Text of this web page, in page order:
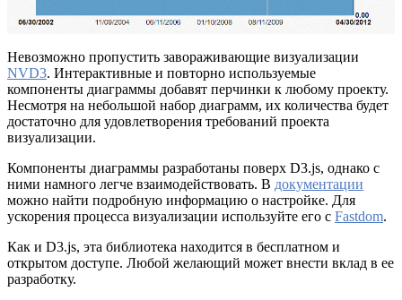
Невозможно пропустить завораживающие визуализации
NVD3. Интерактивные и повторно используемые
компоненты диаграммы добавят перчинки к любому проекту.
Несмотря на небольшой набор диаграмм, их количества будет
достаточно для удовлетворения требований проекта
визуализации.
Компоненты диаграммы разработаны поверх D3.js, однако с
ними намного легче взаимодействовать. В документации
можно найти подробную информацию о настройке. Для
ускорения процесса визуализации используйте его с Fastdom.
Как и D3.js, эта библиотека находится в бесплатном и
открытом доступе. Любой желающий может внести вклад в ее
разработку.